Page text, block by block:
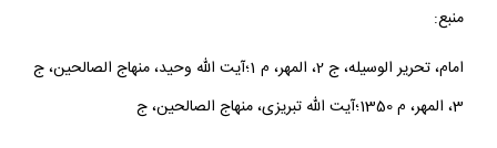
منبع:
امام، تحرير الوسيله، ج 2، المهر، م 1؛آيت الله وحيد، منهاج الصالحين، ج
3، المهر، م 1350؛آيت الله تبريزى، منهاج الصالحين، ج